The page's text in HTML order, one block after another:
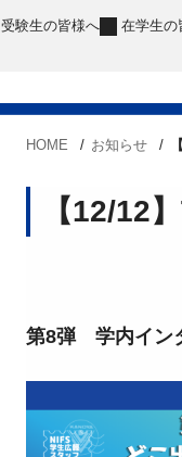
受験生の皆様へ 在学生の
HOME お知らせ
【12/12
第8弾 学内イン